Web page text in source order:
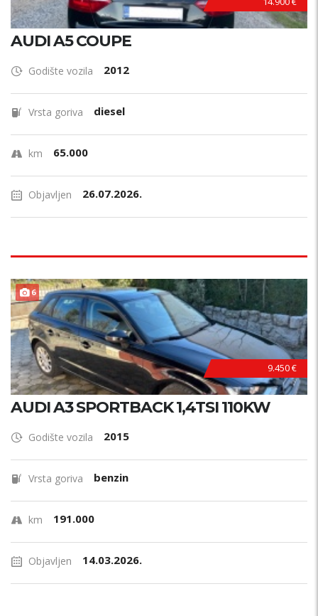
AUDI A5 COUPE
Godište vozila 2012
Vrsta goriva diesel
km 65.000
Objavljen 26.07.2026.
6 F
U
L
L
O
P
R
E
M
A
9.450 €
AUDI A3 SPORTBACK 1,4TSI 110KW
Godište vozila 2015
Vrsta goriva benzin
km 191.000
Objavljen 14.03.2026.